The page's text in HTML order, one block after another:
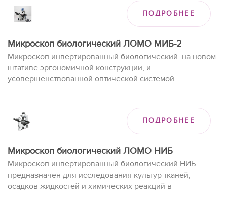
ПОДРОБНЕЕ
Микроскоп биологический ЛОМО МИБ-2
Микроскоп инвертированный биологический на новом
штативе эргономичной конструкции, и
усовершенствованной оптической системой.
ПОДРОБНЕЕ
Микроскоп биологический ЛОМО НИБ
Микроскоп инвертированный биологический НИБ
предназначен для исследования культур тканей,
осадков жидкостей и химических реакций в